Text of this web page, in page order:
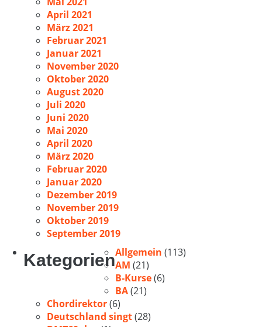
April 2021
März 2021
Februar 2021
Januar 2021
November 2020
Oktober 2020
August 2020
Juli 2020
Juni 2020
Mai 2020
April 2020
März 2020
Februar 2020
Januar 2020
Dezember 2019
November 2019
Oktober 2019
September 2019
KategorienAllgemein (113)
AM (21)
B-Kurse(6)
BA(21)
Chordirektor(6)
Deutschland singt(28)